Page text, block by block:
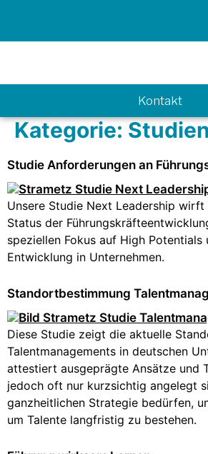
Kontakt
Kategorie: Studien
Studie Anforderungen an
Unsere Studie Next Leadership
Status der
speziellen Fokus auf High Potentials
Entwicklung in Unternehmen.
Standortbestimmung
Diese Studie zeigt die aktuelle
Talentmanagements in deutschen
attestiert ausgeprägte Ansätze und
jedoch oft nur kurzsichtig angelegt
ganzheitlichen Strategie bedürfen,
um Talente langfristig zu bestehen.